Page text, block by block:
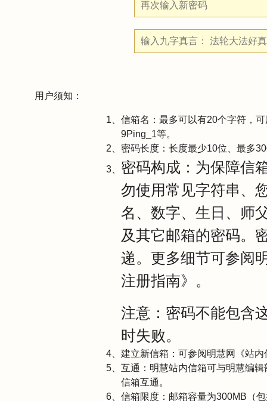
用户须知：
信箱名：最多可以有20个字符，
9Ping_1等。
密码长度：长度最少10位、最多
密码构成：为保障信
勿使用常见字符串、
名、数字、生日、师
及其它邮箱的密码。
递。更多细节可参阅
注册指南》。
注意：密码不能包含
时失败。
建立新信箱：可参阅明慧网《站内
互通：明慧站内信箱可与明慧编
信箱互通。
信箱限度：邮箱容量为300MB（